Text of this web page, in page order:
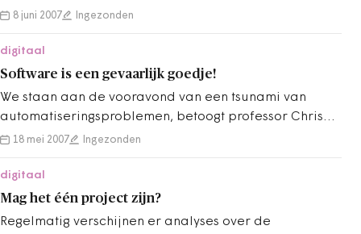
wel wat haltes worden aangedaan: de…
8 juni 2007 Ingezonden
digitaal
Software is een gevaarlijk goedje!
We staan aan de vooravond van een tsunami van
automatiseringsproblemen, betoogt professor Chris
Verhoef. De reden hiervoor is dat werkelijk…
18 mei 2007 Ingezonden
digitaal
Mag het één project zijn?
Regelmatig verschijnen er analyses over de